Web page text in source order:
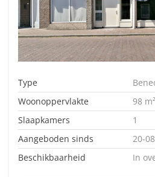
Type
Woonoppervlakte
98 m²
Slaapkamers
1
Aangeboden sinds
20-
Beschikbaarheid
In